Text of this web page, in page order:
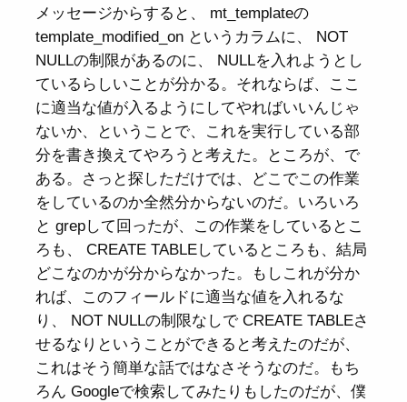
メッセージからすると、 mt_templateの
template_modified_on というカラムに、 NOT
NULLの制限があるのに、 NULLを入れようとし
ているらしいことが分かる。それならば、ここ
に適当な値が入るようにしてやればいいんじゃ
ないか、ということで、これを実行している部
分を書き換えてやろうと考えた。ところが、で
ある。さっと探しただけでは、どこでこの作業
をしているのか全然分からないのだ。いろいろ
と grepして回ったが、この作業をしているとこ
ろも、 CREATE TABLEしているところも、結局
どこなのかが分からなかった。もしこれが分か
れば、このフィールドに適当な値を入れるな
り、 NOT NULLの制限なしで CREATE TABLEさ
せるなりということができると考えたのだが、
これはそう簡単な話ではなさそうなのだ。もち
ろん Googleで検索してみたりもしたのだが、僕